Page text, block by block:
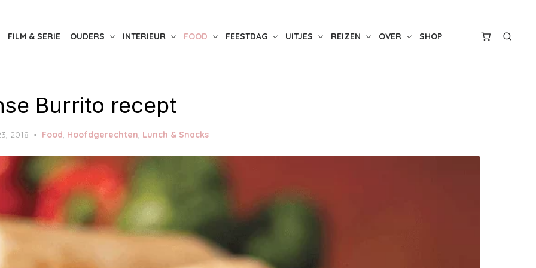
FILM & SERIE OUDERS INTERIEUR FOOD FEESTDAG UITJES REIZEN OVER SHOP
Burrito recept
2018 Food Hoofdgerechten Lunch & Snacks